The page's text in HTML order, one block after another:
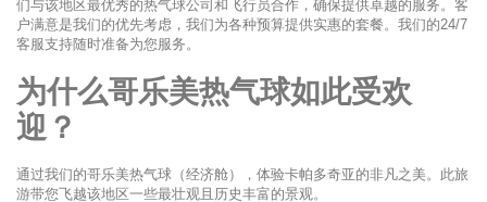
们与该地区最优秀的热气球公司和飞行员合作，确保提供卓越的服务。客
户满意是我们的优先考虑，我们为各种预算提供实惠的套餐。我们的24/7
客服支持随时准备为您服务。
为什么哥乐美热气球如此受欢
迎？
通过我们的哥乐美热气球（经济舱），体验卡帕多奇亚的非凡之美。此旅
游带您飞越该地区一些最壮观且历史丰富的景观。